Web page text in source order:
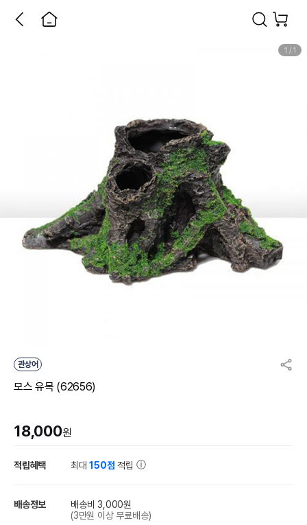
1 / 1
관상어
모스 유목 (62656)
18,000원
적립혜택 최대150점 적립
배송정보
배송비 3,000원
(3만원 이상 무료배송)